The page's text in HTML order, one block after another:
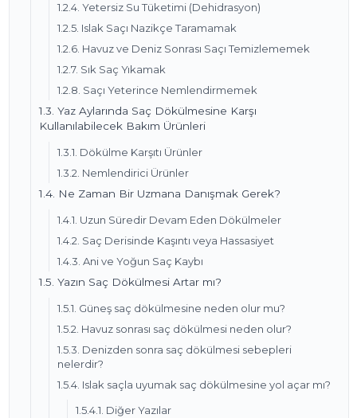
1.2.4. Yetersiz Su Tüketimi (Dehidrasyon)
1.2.5. Islak Saçı Nazikçe Taramamak
1.2.6. Havuz ve Deniz Sonrası Saçı Temizlememek
1.2.7. Sık Saç Yıkamak
1.2.8. Saçı Yeterince Nemlendirmemek
1.3. Yaz Aylarında Saç Dökülmesine Karşı
Kullanılabilecek Bakım Ürünleri
1.3.1. Dökülme Karşıtı Ürünler
1.3.2. Nemlendirici Ürünler
1.4. Ne Zaman Bir Uzmana Danışmak Gerek?
1.4.1. Uzun Süredir Devam Eden Dökülmeler
1.4.2. Saç Derisinde Kaşıntı veya Hassasiyet
1.4.3. Ani ve Yoğun Saç Kaybı
1.5. Yazın Saç Dökülmesi Artar mı?
1.5.1. Güneş saç dökülmesine neden olur mu?
1.5.2. Havuz sonrası saç dökülmesi neden olur?
1.5.3. Denizden sonra saç dökülmesi sebepleri
nelerdir?
1.5.4. Islak saçla uyumak saç dökülmesine yol açar mı?
1.5.4.1. Diğer Yazılar